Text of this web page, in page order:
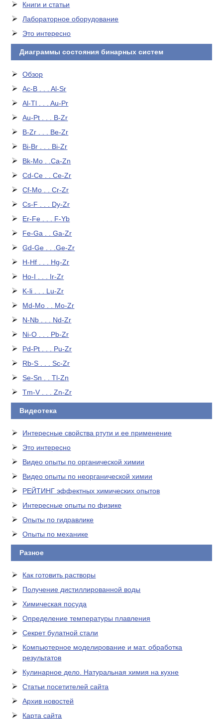
Книги и статьи
Лабораторное оборудование
Это интересно
Диаграммы состояния бинарных систем
Обзор
Ac-B . . . Al-Sr
Al-Tl . . . Au-Pr
Au-Pt . . . B-Zr
B-Zr . . . Be-Zr
Bi-Br . . . Bi-Zr
Bk-Mo . .Ca-Zn
Cd-Ce . . Ce-Zr
Cf-Mo . . Cr-Zr
Cs-F . . . Dy-Zr
Er-Fe . . . F-Yb
Fe-Ga . . Ga-Zr
Gd-Ge . . .Ge-Zr
H-Hf . . . Hg-Zr
Ho-I . . . Ir-Zr
K-li . . . Lu-Zr
Md-Mo . . Mo-Zr
N-Nb . . . Nd-Zr
Ni-O . . . Pb-Zr
Pd-Pt . . . Pu-Zr
Rb-S . . . Sc-Zr
Se-Sn . . Tl-Zn
Tm-V . . . Zn-Zr
Видеотека
Интересные свойства ртути и ее применение
Это интересно
Видео опыты по органической химии
Видео опыты по неорганической химии
РЕЙТИНГ эффектных химических опытов
Интересные опыты по физике
Опыты по гидравлике
Опыты по механике
Разное
Как готовить растворы
Получение дистиллированной воды
Химическая посуда
Определение температуры плавления
Секрет булатной стали
Компьютерное моделирование и мат. обработка
результатов
Кулинарное дело. Натуральная химия на кухне
Статьи посетителей сайта
Архив новостей
Карта сайта